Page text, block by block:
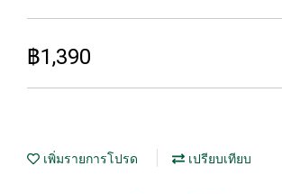
฿1,390
เพิ่มรายการโปรด เปรียบเทียบ